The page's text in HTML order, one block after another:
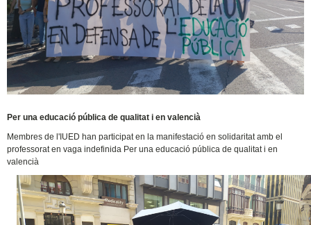
Per una educació pública de qualitat i en valencià
Membres de l'IUED han participat en la manifestació en solidaritat amb el
professorat en vaga indefinida Per una educació pública de qualitat i en
valencià